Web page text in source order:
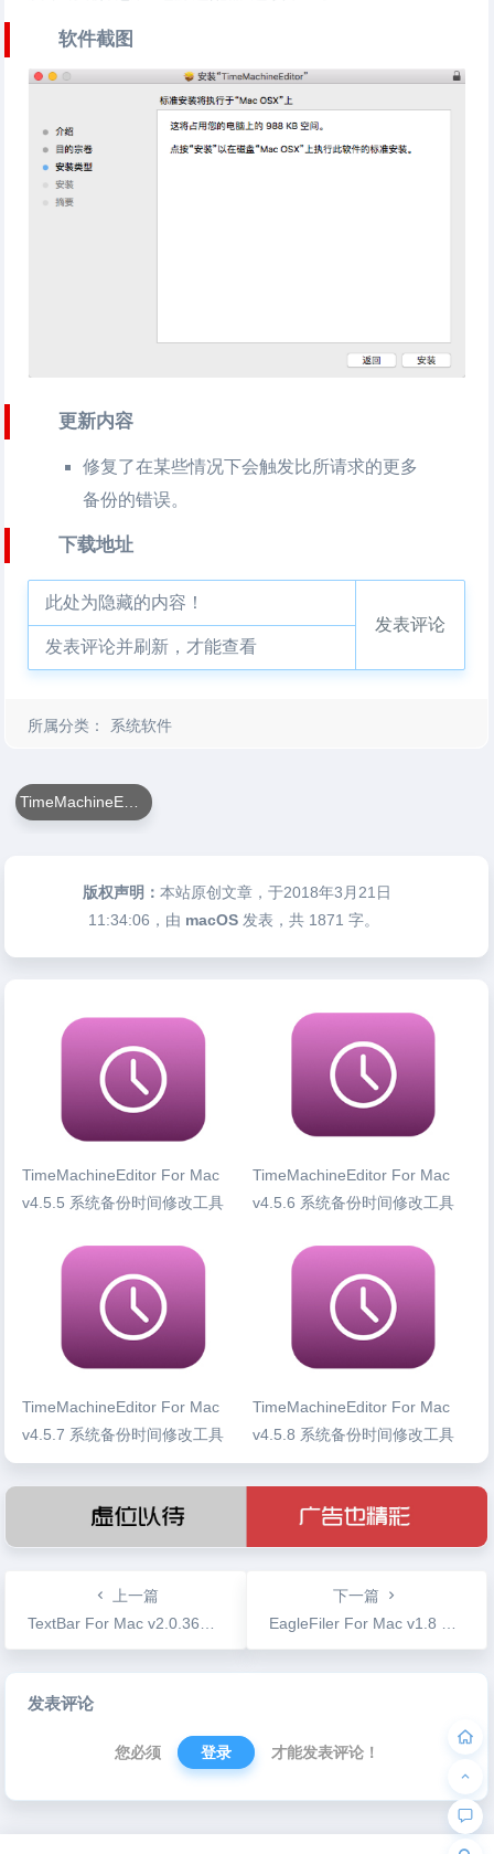
软件截图
更新内容
修复了在某些情况下会触发比所请求的更多
备份的错误。
下载地址
此处为隐藏的内容！
发表评论并刷新，才能查看
发表评论
所属分类： 系统软件
版权声明：本站原创文章，于2018年3月21日
11:34:06 ，由 macOS 发表，共 1871 字。
TimeMachineEditor For Mac
v4.5.5 系统备份时间修改工具
TimeMachineEditor For Mac
v4.5.6 系统备份时间修改工具
TimeMachineEditor For Mac
v4.5.7 系统备份时间修改工具
TimeMachineEditor For Mac
v4.5.8 系统备份时间修改工具
上一篇
TextBar For Mac v2.0.362 顶部菜单栏显示统计信息
下一篇
EagleFiler For Mac v1.8 文件资源管理工具
发表评论
您必须 登录 才能发表评论！